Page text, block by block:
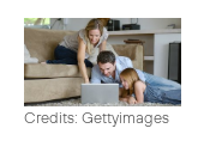
Credits: Gettyimages